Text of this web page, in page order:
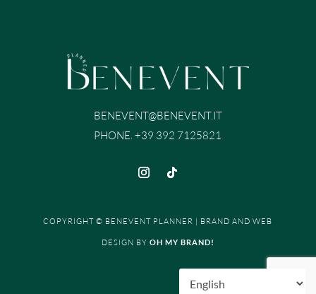
BENEVENT@BENEVENT.IT
PHONE. +39 392 7125821
COPYRIGHT © BENEVENT PLANNER | BRAND AND WEB
DESIGN BY OH MY BRAND!